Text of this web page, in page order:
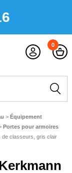
0
> Équipement
Portes pour armoires
de classeurs, gris clair